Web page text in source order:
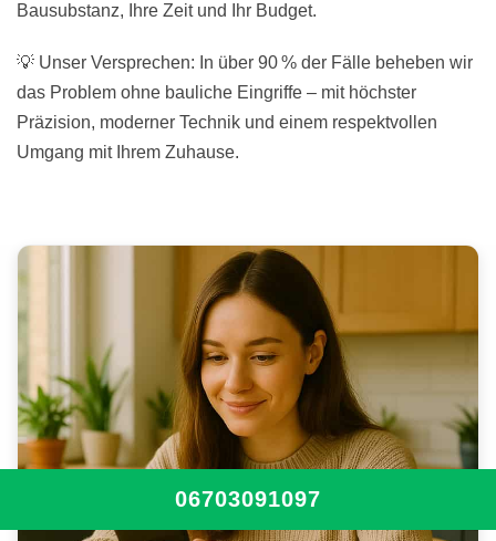
Bausubstanz, Ihre Zeit und Ihr Budget.
💡 Unser Versprechen: In über 90 % der Fälle beheben wir
das Problem ohne bauliche Eingriffe – mit höchster
Präzision, moderner Technik und einem respektvollen
Umgang mit Ihrem Zuhause.
06703091097